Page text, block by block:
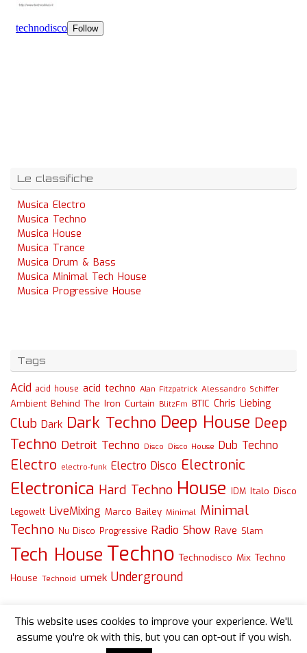
Le classifiche
Musica Electro
Musica Techno
Musica House
Musica Trance
Musica Drum & Bass
Musica Minimal Tech House
Musica Progressive House
Tags
Acid acid house acid techno Alan Fitzpatrick Alessandro Schiffer
Ambient Behind The Iron Curtain BlitzFm BTIC Chris Liebing
Club Dark Dark Techno Deep House Deep
Techno Detroit Techno Disco Disco House Dub Techno
Electro electro-funk Electro Disco Electronic
Electronica Hard Techno House IDM Italo Disco
Legowelt LiveMixing Marco Bailey Minimal Minimal
Techno Nu Disco Progressive Radio Show Rave Slam
Tech House Techno Technodisco Mix Techno
House Technoid umek Underground
This website uses cookies to improve your experience. We'll
assume you're ok with this, but you can opt-out if you wish.